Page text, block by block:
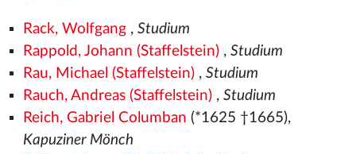
Rack, Wolfgang, Studium
Rappold, Johann (Staffelstein), Studium
Rau, Michael (Staffelstein), Studium
Rauch, Andreas (Staffelstein), Studium
Reich, Gabriel Columban (*1625 †1665),
Kapuziner Mönch